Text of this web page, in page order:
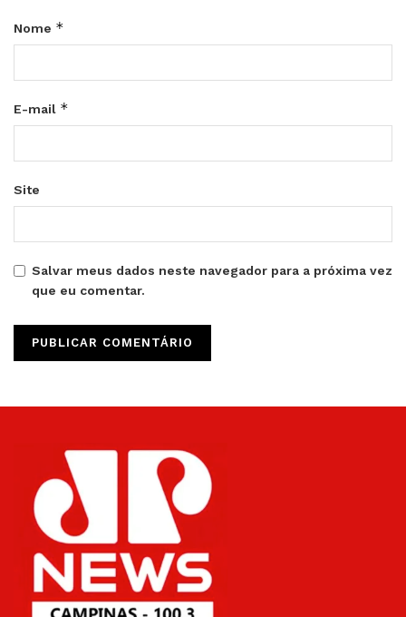
Nome *
E-mail *
Site
Salvar meus dados neste navegador para a próxima vez
que eu comentar.